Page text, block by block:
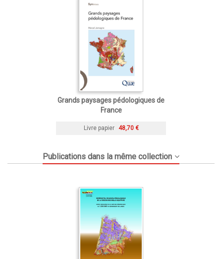
Grands paysages pédologiques de
France
Livre papier 48,70 €
Publications dans la même collection